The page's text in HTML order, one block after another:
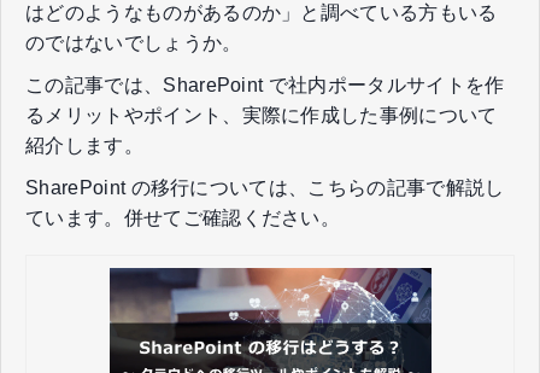
はどのようなものがあるのか」と調べている方もいる
のではないでしょうか。
この記事では、SharePoint で社内ポータルサイトを作
るメリットやポイント、実際に作成した事例について
紹介します。
SharePoint の移行については、こちらの記事で解説し
ています。併せてご確認ください。